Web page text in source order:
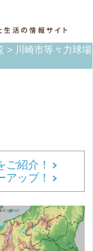
> 川崎市等々力球場
紹介！
ップ！